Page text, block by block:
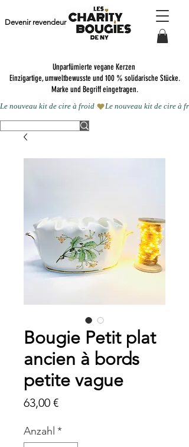
Unparfümierte vegane Kerzen
Einzigartige, umweltbewusste und 100 % solidarische Stücke.
Marke und Begriff eingetragen.
Devenir revendeur
Le nouveau kit de cire à froid
Bougie Petit plat
ancien à bords
petite vague
63,00 €Preis
Anzahl *